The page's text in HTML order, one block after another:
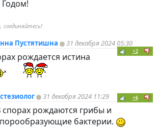
соединяйтесь!
Пустятишна 31 декабря 2024 05:30
+2
рождается истина
31 декабря 2024 11:29 +6
спорах рождаются грибы и
бактерии.